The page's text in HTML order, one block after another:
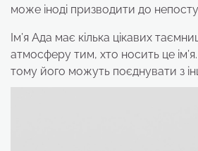
може іноді призводити до
Ім’я Ада має кілька цікавих
атмосферу тим, хто носить це
тому його можуть поєднувати з